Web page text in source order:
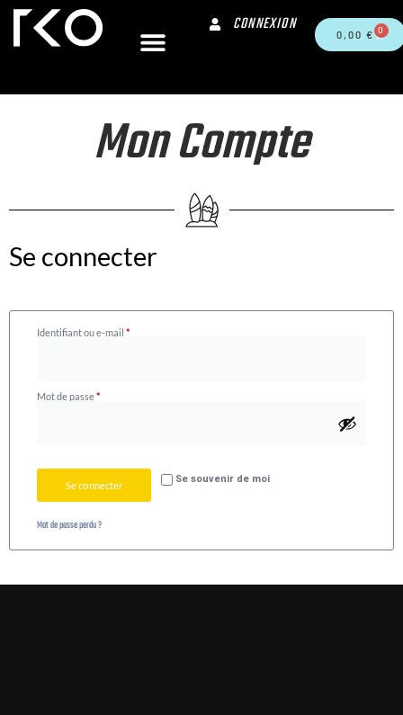
CONNEXION 0,00€ 0
Mon Compte
Se connecter
Identifiant ou e-mail *
Mot de passe*
Se souvenir de moi
Se connecter
Mot de passe perdu ?